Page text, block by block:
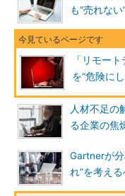
も“売れな
「リモー
を“危険に
人材不足の
る企業の焦
Gartnerが
れ”を考える